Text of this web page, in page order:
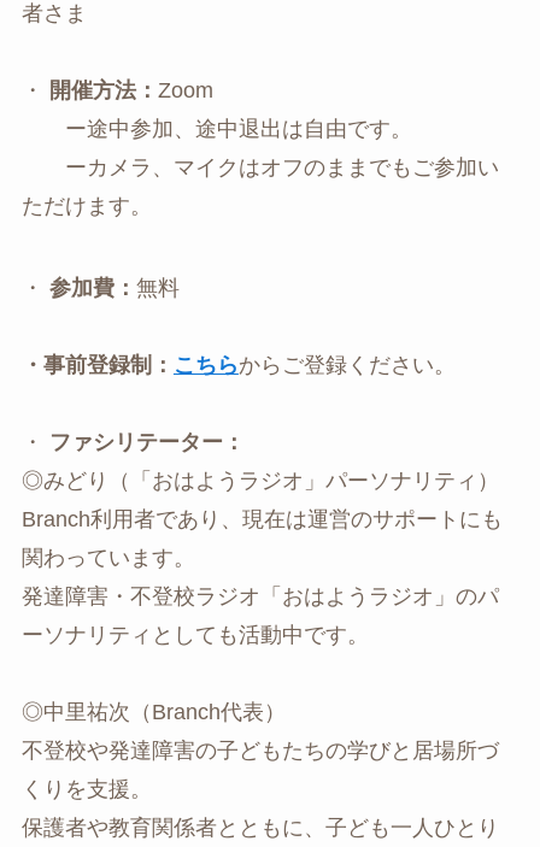
者さま
・ 開催方法： Zoom
ー途中参加、途中退出は自由です。
ーカメラ、マイクはオフのままでもご参加い
ただけます。
・ 参加費： 無料
・事前登録制： こちらからご登録ください。
・
ファシリテーター：
◎みどり（「おはようラジオ」パーソナリティ）
Branch利用者であり、現在は運営のサポートにも
関わっています。
発達障害・不登校ラジオ「おはようラジオ」のパ
ーソナリティとしても活動中です。
◎中里祐次（Branch代表）
不登校や発達障害の子どもたちの学びと居場所づ
くりを支援。
保護者や教育関係者とともに、子ども一人ひとり